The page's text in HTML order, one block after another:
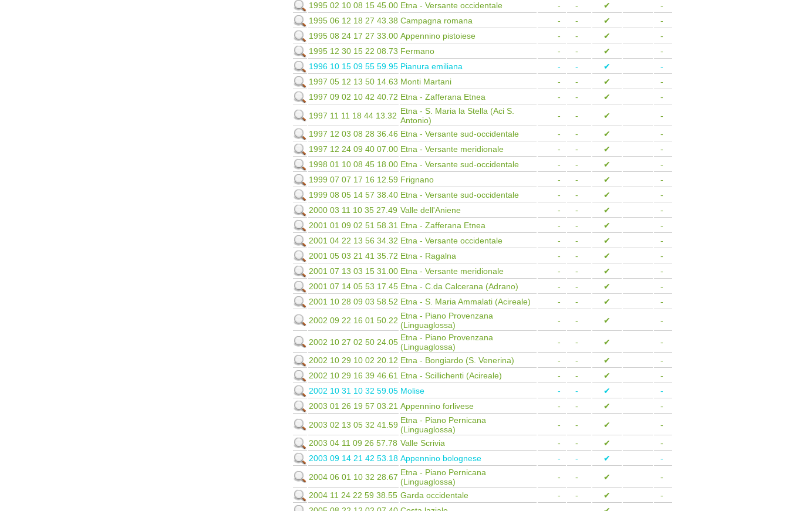
1995 02 10 08 15 45.00 Etna - Versante occidentale - - ✔
-
1995 06 12 18 27 43.38 Campagna romana - - ✔
-
1995 08 24 17 27 33.00 Appennino pistoiese - - ✔
-
1995 12 30 15 22 08.73 Fermano - - ✔
-
1996 10 15 09 55 59.95 Pianura emiliana - - ✔
-
1997 05 12 13 50 14.63 Monti Martani - - ✔
-
1997 09 02 10 42 40.72 Etna - Zafferana Etnea - - ✔
-
1997 11 11 18 44 13.32 Etna - S. Maria la Stella (Aci S.
Antonio)
- - ✔
-
1997 12 03 08 28 36.46 Etna - Versante sud-occidentale - - ✔
-
1997 12 24 09 40 07.00 Etna - Versante meridionale - - ✔
-
1998 01 10 08 45 18.00 Etna - Versante sud-occidentale - - ✔
-
1999 07 07 17 16 12.59 Frignano - - ✔
-
1999 08 05 14 57 38.40 Etna - Versante sud-occidentale - - ✔
-
2000 03 11 10 35 27.49 Valle dell'Aniene - - ✔
-
2001 01 09 02 51 58.31 Etna - Zafferana Etnea - - ✔
-
2001 04 22 13 56 34.32 Etna - Versante occidentale - - ✔
-
2001 05 03 21 41 35.72 Etna - Ragalna - - ✔
-
2001 07 13 03 15 31.00 Etna - Versante meridionale - - ✔
-
2001 07 14 05 53 17.45 Etna - C.da Calcerana (Adrano) - - ✔
-
2001 10 28 09 03 58.52 Etna - S. Maria Ammalati (Acireale) - - ✔
-
2002 09 22 16 01 50.22 Etna - Piano Provenzana
(Linguaglossa)
- - ✔ -
2002 10 27 02 50 24.05 Etna - Piano Provenzana
(Linguaglossa)
- - ✔
-
2002 10 29 10 02 20.12 Etna - Bongiardo (S. Venerina) - - ✔
-
2002 10 29 16 39 46.61 Etna - Scillichenti (Acireale) - - ✔
-
2002 10 31 10 32 59.05 Molise - - ✔
-
2003 01 26 19 57 03.21 Appennino forlivese - - ✔
-
2003 02 13 05 32 41.59 Etna - Piano Pernicana
(Linguaglossa)
- - ✔
-
2003 04 11 09 26 57.78 Valle Scrivia - - ✔
-
2003 09 14 21 42 53.18 Appennino bolognese - - ✔
-
2004 06 01 10 32 28.67 Etna - Piano Pernicana
(Linguaglossa)
- - ✔
-
2004 11 24 22 59 38.55 Garda occidentale - - ✔
-